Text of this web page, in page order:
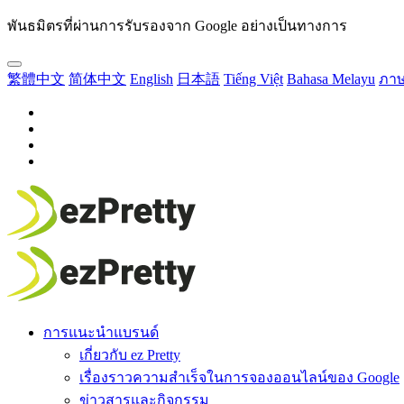
พันธมิตรที่ผ่านการรับรองจาก Google อย่างเป็นทางการ
繁體中文 简体中文 English 日本語 Tiếng Việt Bahasa Melayu ภา
การแนะนำแบรนด์
เกี่ยวกับ ez Pretty
เรื่องราวความสำเร็จในการจองออนไลน์ของ Google
ข่าวสารและกิจกรรม